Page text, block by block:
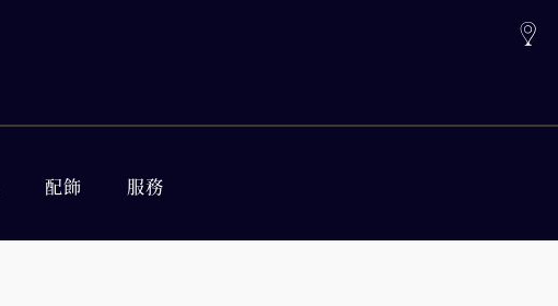
配飾 服務